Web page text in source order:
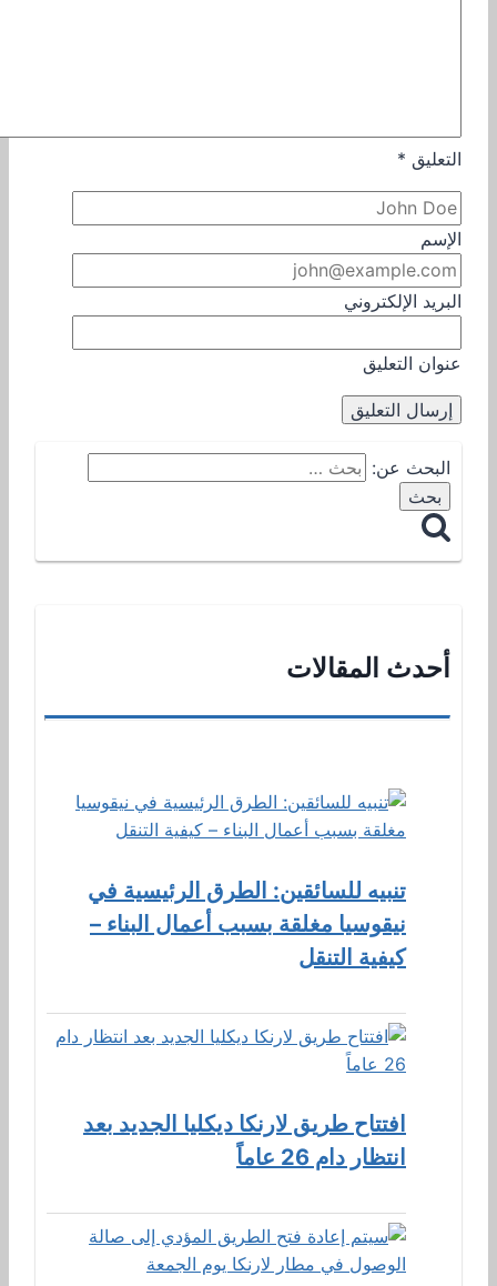
التعليق *
الإسم
البريد الإلكتروني
عنوان التعليق
البحث عن:
أحدث المقالات
تنبيه للسائقين: الطرق الرئيسية في
نيقوسيا مغلقة بسبب أعمال البناء –
كيفية التنقل
افتتاح طريق لارنكا ديكليا الجديد بعد
انتظار دام 26 عاماً